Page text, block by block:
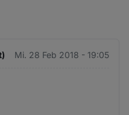
Mi. 28 Feb 2018 - 19:05